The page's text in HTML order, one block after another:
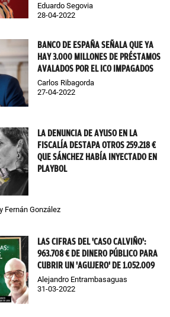
Eduardo Segovia
28-04-2022
BANCO DE ESPAÑA SEÑALA QUE YA
HAY 3.000 MILLONES DE PRÉSTAMOS
AVALADOS POR EL ICO IMPAGADOS
Carlos Ribagorda
27-04-2022
LA DENUNCIA DE AYUSO EN LA
FISCALÍA DESTAPA OTROS 259.218 €
QUE SÁNCHEZ HABÍA INYECTADO EN
PLAYBOL
Fernán González
LAS CIFRAS DEL 'CASO CALVIÑO':
963.708 € DE DINERO PÚBLICO PARA
CUBRIR UN 'AGUJERO' DE 1.052.009
Alejandro Entrambasaguas
31-03-2022